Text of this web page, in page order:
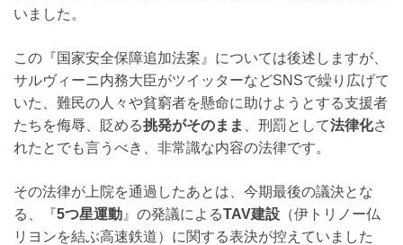
いました。
この『国家安全保障追加法案』については後述しますが、
サルヴィーニ内務大臣がツイッターなどSNSで繰り広げて
いた、難民の人々や貧窮者を懸命に助けようとする支援者
たちを侮辱、貶める挑発がそのまま 、刑罰として法律化さ
れたとでも言うべき、非常識な内容の法律です。
その法律が上院を通過したあとは、今期最後の議決とな
る、『5つ星運動 』の発議によるTAV建設 （伊トリノー仏
リヨンを結ぶ高速鉄道）に関する表決が控えていました